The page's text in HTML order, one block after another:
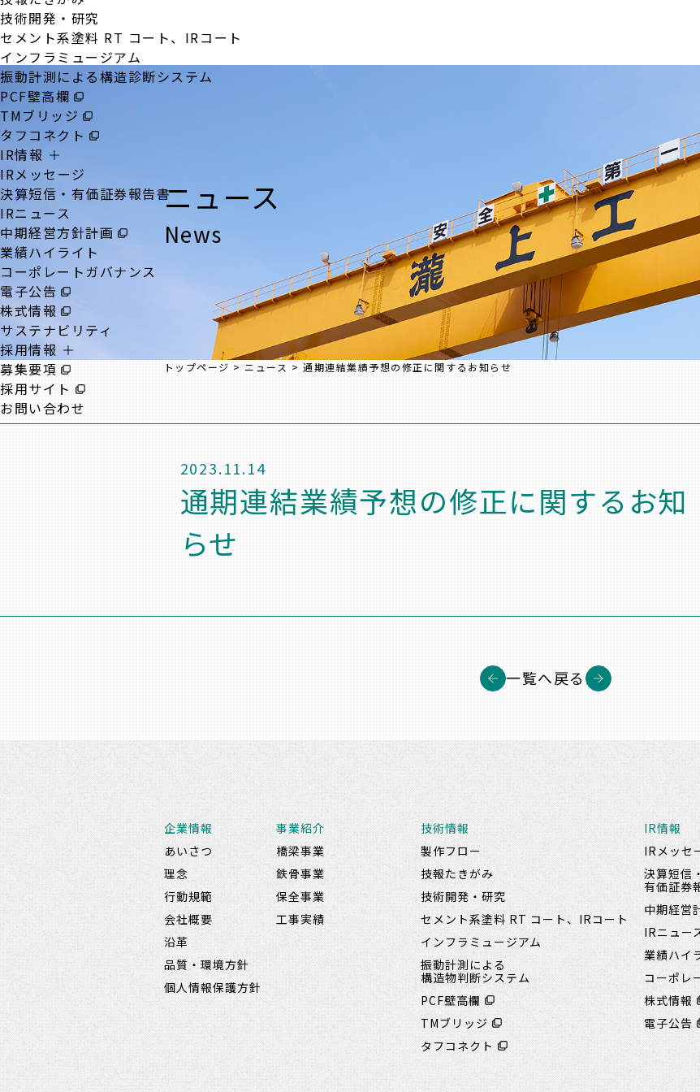
技術開発・研究
セメント系塗料 RT コート、IRコート
インフラミュージアム
振動計測による構造診断システム
PCF壁高欄
TMブリッジ
タフコネクト
IR情報
IRメッセージ
決算短信・有価証券報告書
IRニュース
中期経営方針計画
業績ハイライト
コーポレートガバナンス
電子公告
株式情報
サステナビリティ
採用情報
募集要項
採用サイト
お問い合わせ
ニュース
News
トップページ > ニュース >通期連結業績予想の修正に関するお知らせ
2023.11.14
通期連結業績予想の修正に関するお知
らせ
一覧へ戻る
企業情報
あいさつ
理念
行動規範
会社概要
沿革
品質・環境方針
個人情報保護方針
事業紹介
橋梁事業
鉄骨事業
保全事業
工事実績
技術情報
製作フロー
技報たきがみ
技術開発・研究
セメント系塗料 RT コート、IRコート
インフラミュージアム
振動計測による
構造物判断システム
PCF壁高欄
TMブリッジ
タフコネクト
IR情報
IRメッセ
決算短信・
有価証券
中期経営
IRニュー
業績ハイ
コーポレ
株式情報
電子公告